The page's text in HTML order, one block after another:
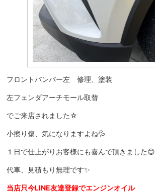
フロントバンパー左 修理、塗装
左フェンダアーチモール取替
でご来店されました☆
小擦り傷、気になりますよね💦
１日で仕上がりお客様にも喜んで頂きました😊
代車、見積もり無理です✨
当店只今LINE友達登録でエンジンオイル